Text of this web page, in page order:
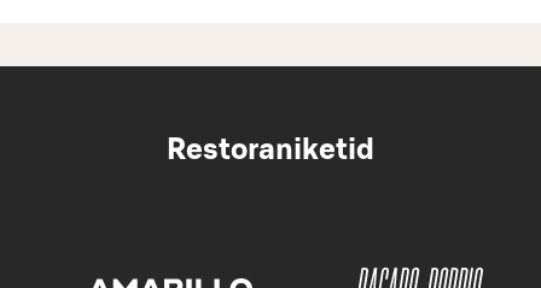
Restoraniketid